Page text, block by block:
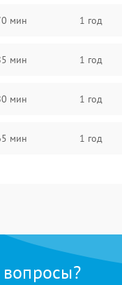
мин 1 год
мин 1 год
мин 1 год
мин 1 год
вопросы?